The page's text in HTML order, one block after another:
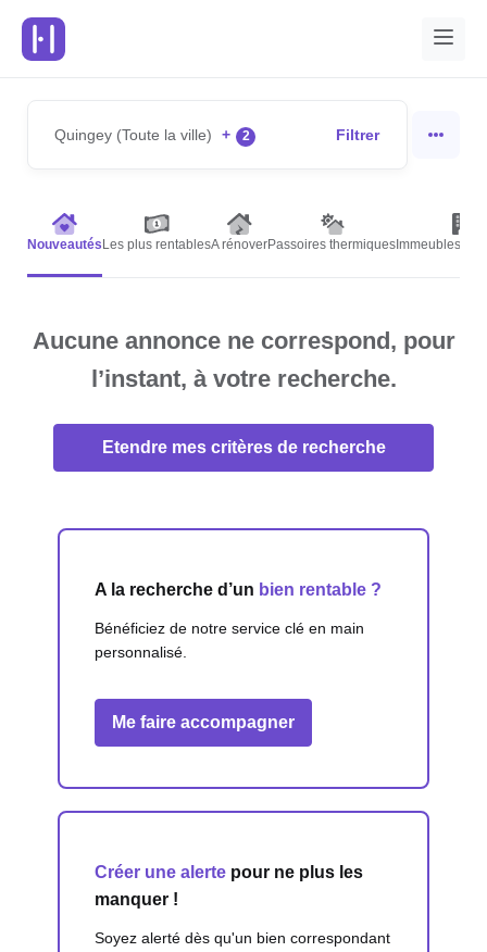
Quingey (Toute la ville) + 2 Filtrer
Nouveautés Les plus rentablesA rénoverPassoires thermiques Immeubles de
Aucune annonce ne correspond, pour
l’instant, à votre recherche.
Etendre mes critères de recherche
A la recherche d’un bien rentable ?
Bénéficiez de notre service clé en main
personnalisé.
Me faire accompagner
Créer une alerte pour ne plus les
manquer !
Soyez alerté dès qu'un bien correspondant